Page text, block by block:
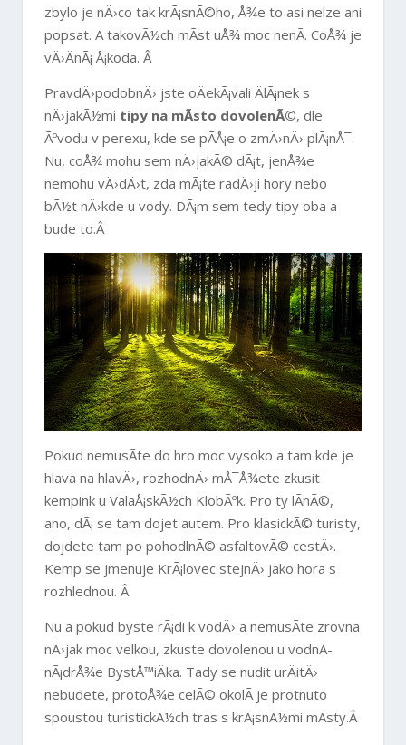
zbylo je nÄ›co tak krÃ¡snÃ©ho, Å¾e to asi nelze ani
popsat. A takovÃ½ch mÃ­st uÅ¾ moc nenÃ­. CoÅ¾ je
vÄ›ÄnÃ¡ Å¡koda. Â
PravdÄ›podobnÄ› jste oÄekÃ¡vali ÄlÃ¡nek s
nÄ›jakÃ½mi tipy na mÃ­sto dovolenÃ©, dle
Ãºvodu v perexu, kde se pÃ­Å¡e o zmÄ›nÄ› plÃ¡nÅ¯.
Nu, coÅ¾ mohu sem nÄ›jakÃ© dÃ¡t, jenÅ¾e
nemohu vÄ›dÄ›t, zda mÃ¡te radÄ›ji hory nebo
bÃ½t nÄ›kde u vody. DÃ¡m sem tedy tipy oba a
bude to.Â
Pokud nemusÃ­te do hro moc vysoko a tam kde je
hlava na hlavÄ›, rozhodnÄ› mÅ¯Å¾ete zkusit
kempink u ValaÅ¡skÃ½ch KlobÃºk. Pro ty lÃ­nÃ©,
ano, dÃ¡ se tam dojet autem. Pro klasickÃ© turisty,
dojdete tam po pohodlnÃ© asfaltovÃ© cestÄ›.
Kemp se jmenuje KrÃ¡lovec stejnÄ› jako hora s
rozhlednou. Â
Nu a pokud byste rÃ¡di k vodÄ› a nemusÃ­te zrovna
nÄ›jak moc velkou, zkuste dovolenou u vodnÃ­
nÃ¡drÅ¾e BystÅ™iÄka. Tady se nudit urÄitÄ›
nebudete, protoÅ¾e celÃ© okolÃ­ je protnuto
spoustou turistickÃ½ch tras s krÃ¡snÃ½mi mÃ­sty.Â